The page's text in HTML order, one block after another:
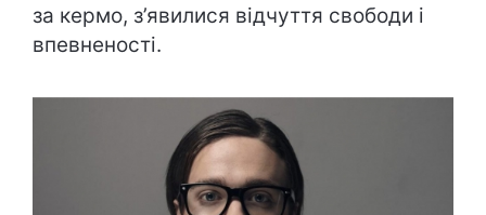
за кермо, з’явилися відчуття свободи і
впевненості.